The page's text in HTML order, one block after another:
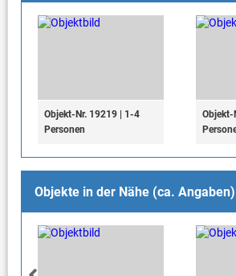
Objekt-Nr. 19219 | 1-4
Personen
Objekt-
Objekte in der Nähe (ca. Angaben)